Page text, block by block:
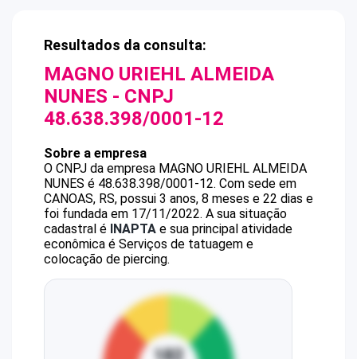
Resultados da consulta:
MAGNO URIEHL ALMEIDA
NUNES - CNPJ
48.638.398/0001-12
Sobre a empresa
O CNPJ da empresa MAGNO URIEHL ALMEIDA
NUNES é 48.638.398/0001-12. Com sede em
CANOAS, RS, possui 3 anos, 8 meses e 22 dias e
foi fundada em 17/11/2022. A sua situação
cadastral é INAPTA e sua principal atividade
econômica é Serviços de tatuagem e
colocação de piercing.